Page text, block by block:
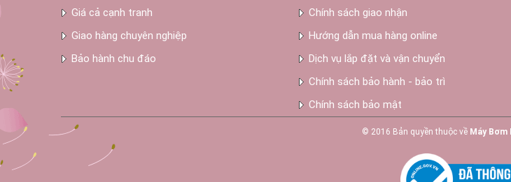
Giá cả cạnh tranh
Giao hàng chuyên nghiệp
Bảo hành chu đáo
Chính sách giao nhận
Hướng dẫn mua hàng online
Dịch vụ lắp đặt và vận chuyển
Chính sách bảo hành - bảo trì
Chính sách bảo mật
© 2016 Bản quyền thuộc về Máy Bơm